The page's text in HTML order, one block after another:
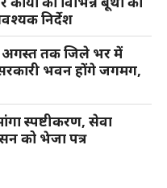
निर्देश
अगस्त तक जिले भर में
भवन होंगे जगमग,
स्पष्टीकरण, सेवा
को भेजा पत्र